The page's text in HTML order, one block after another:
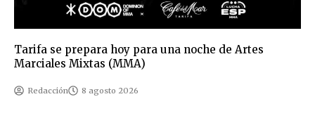
Tarifa se prepara hoy para una noche de Artes
Marciales Mixtas (MMA)
Redacción 8 agosto 2026